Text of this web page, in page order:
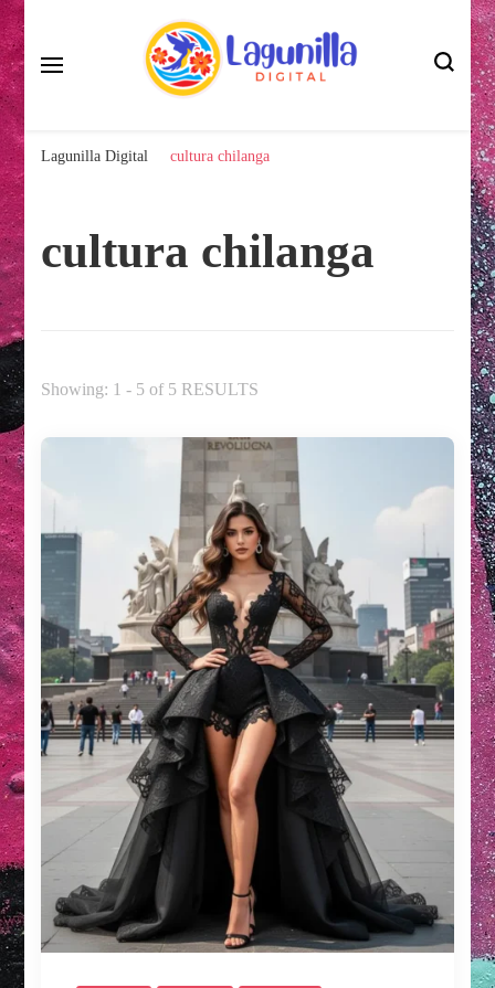
Lagunilla Digital cultura chilanga
cultura chilanga
Showing: 1 - 5 of 5 RESULTS